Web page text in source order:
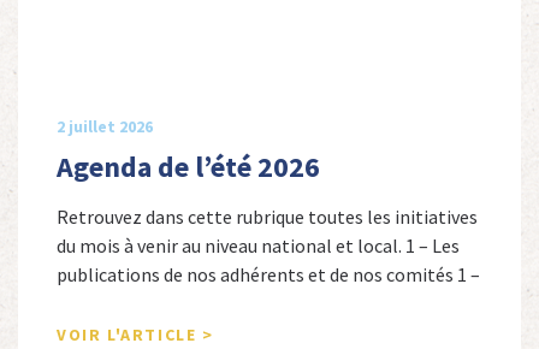
2 juillet 2026
Agenda de l’été 2026
Retrouvez dans cette rubrique toutes les initiatives
du mois à venir au niveau national et local. 1 – Les
publications de nos adhérents et de nos comités 1 –
Cordeboeuf, Christophe Touron et Agnès Dioné,
VOIR L'ARTICLE >